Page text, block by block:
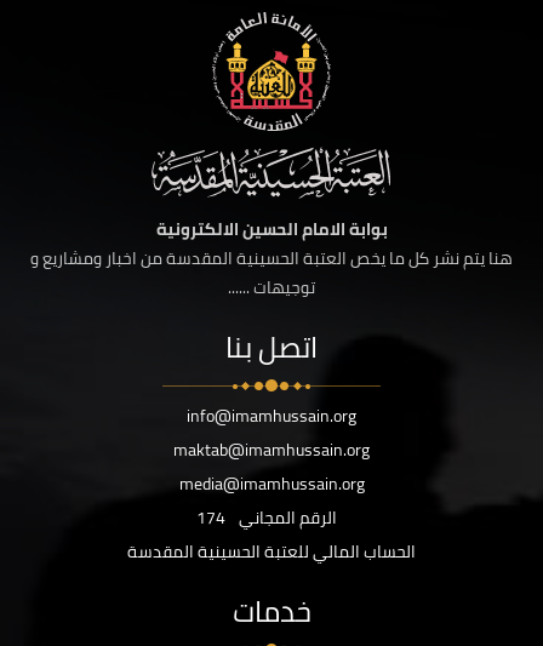
بوابة الامام الحسين الالكترونية
هنا يتم نشر كل ما يخص العتبة الحسينية المقدسة من اخبار ومشاريع و
توجيهات ......
اتصل بنا
info@imamhussain.org
maktab@imamhussain.org
media@imamhussain.org
الرقم المجاني 174
الحساب المالي للعتبة الحسينية المقدسة
خدمات